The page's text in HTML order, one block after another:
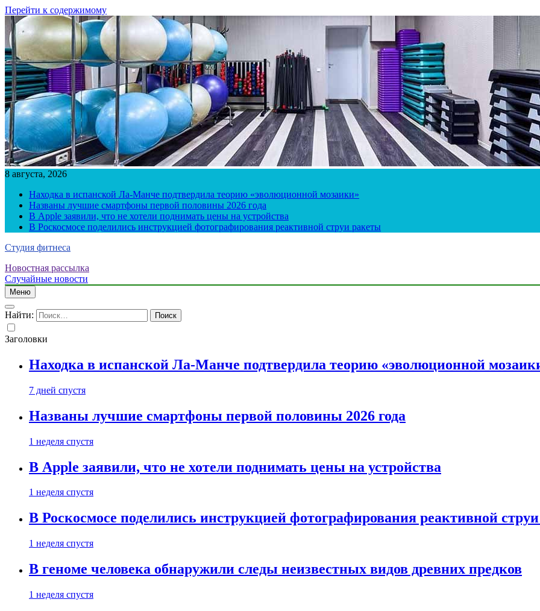
Перейти к содержимому
8 августа, 2026
Находка в испанской Ла-Манче подтвердила теорию «эволюционной мозаики»
Названы лучшие смартфоны первой половины 2026 года
В Apple заявили, что не хотели поднимать цены на устройства
В Роскосмосе поделились инструкцией фотографирования реактивной струи ракеты
Студия фитнеса
Новостная рассылка
Случайные новости
Меню
Найти:
Заголовки
Находка в испанской Ла-Манче подтвердила теорию «эволюционной
7 дней спустя
Названы лучшие смартфоны первой половины 2026 года
1 неделя спустя
В Apple заявили, что не хотели поднимать цены на устройства
1 неделя спустя
В Роскосмосе поделились инструкцией фотографирования реактивной
1 неделя спустя
В геноме человека обнаружили следы неизвестных видов древних предков
1 неделя спустя